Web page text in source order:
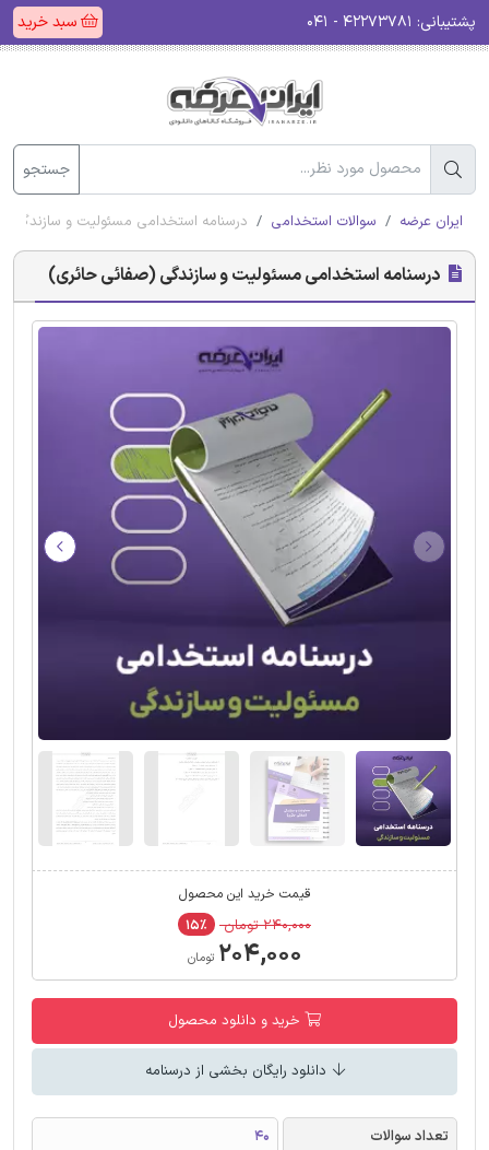
پشتیبانی: سبد خرید
جستجو
ایران عرضه سوالات استخدامی درسنامه استخدامی مسئولیت و سازندگی
درسنامه استخدامی مسئولیت و سازندگی (صفائی حائری)
قیمت خرید این محصول
۲۴۰,۰۰۰ تومان ۱۵٪
۲۰۴,۰۰۰ تومان
خرید و دانلود محصول
دانلود رایگان بخشی از درسنامه
تعداد سوالات
40